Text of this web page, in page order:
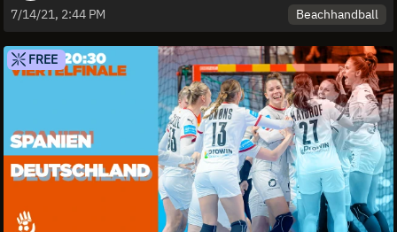
ein!
7/14/21, 2:44 PM Beachhandball
FREE